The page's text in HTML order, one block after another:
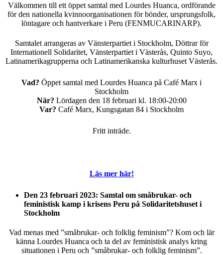
Välkommen till ett öppet samtal med Lourdes Huanca, ordförande
för den nationella kvinnoorganisationen för bönder, ursprungsfolk,
löntagare och hantverkare i Peru (FENMUCARINARP).
Samtalet arrangeras av Vänsterpartiet i Stockholm, Döttrar för
Internationell Solidaritet, Vänsterpartiet i Västerås, Quinto Suyo,
Latinamerikagrupperna och Latinamerikanska kulturhuset Västerås.
Vad? Öppet samtal med Lourdes Huanca på Café Marx i
Stockholm
När? Lördagen den 18 februari kl. 18:00-20:00
Var? Café Marx, Kungsgatan 84 i Stockholm
Fritt inträde.
Läs mer här!
Den 23 februari 2023: Samtal om småbrukar- och
feministisk kamp i krisens Peru på Solidaritetshuset i
Stockholm
Vad menas med ”småbrukar- och folklig feminism”? Kom och lär
känna Lourdes Huanca och ta del av feministisk analys kring
situationen i Peru och ”småbrukar- och folklig feminism”.